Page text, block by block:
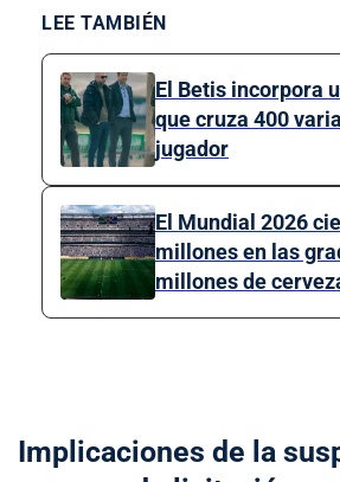
LEE TAMBIÉN
El Betis incorpora
que cruza 400
jugador
El Mundial 2026
millones en las
millones de
Implicaciones de la